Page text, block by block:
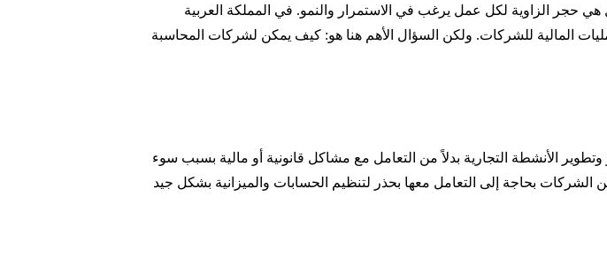
الزاوية لكل عمل يرغب في الاستمرار والنمو. في المملكة العربية
المالية للشركات. ولكن السؤال الأهم هنا هو: كيف يمكن لشركات المحاسبة
الأنشطة التجارية بدلاً من التعامل مع مشاكل قانونية أو مالية بسبب سوء